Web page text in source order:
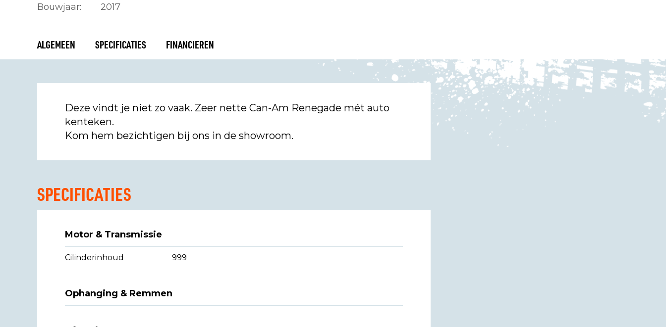
Bouwjaar:
2017
ALGEMEEN SPECIFICATIES FINANCIEREN
Deze vindt je niet zo vaak. Zeer nette Can-Am Renegade mét auto
kenteken.
Kom hem bezichtigen bij ons in de showroom.
SPECIFICATIES
Motor & Transmissie
Cilinderinhoud 999
Ophanging & Remmen